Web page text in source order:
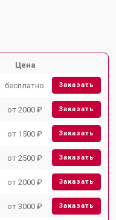
Цена
бесплатно Заказать
от 2000 ₽ Заказать
от 1500 ₽ Заказать
от 2500 ₽ Заказать
от 2000 ₽ Заказать
от 3000 ₽ Заказать